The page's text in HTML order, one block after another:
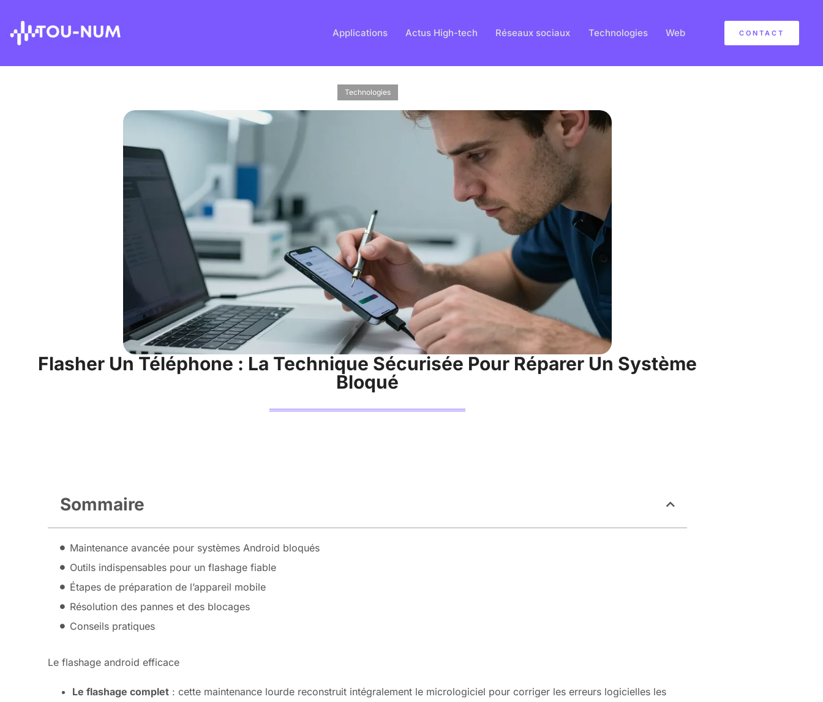
Applications Actus High-tech Réseaux sociaux Technologies Web CONTACT
Technologies
Flasher Un Téléphone : La Technique Sécurisée Pour Réparer Un Système
Bloqué
Sommaire
Maintenance avancée pour systèmes Android bloqués
Outils indispensables pour un flashage fiable
Étapes de préparation de l’appareil mobile
Résolution des pannes et des blocages
Conseils pratiques
Le flashage android efficace
Le flashage complet : cette maintenance lourde reconstruit intégralement le micrologiciel pour corriger les erreurs logicielles les